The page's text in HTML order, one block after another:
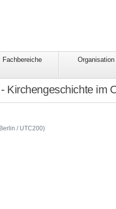
Fachbereiche Organisation
Kirchengeschichte im
/ UTC200)